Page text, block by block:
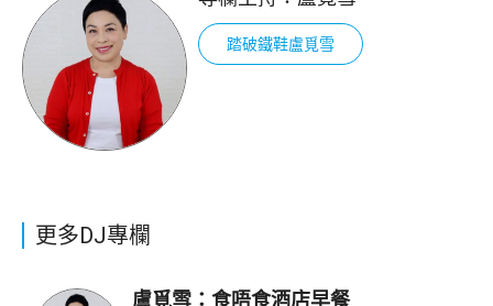
踏破鐵鞋盧覓雪
更多DJ專欄
盧覓雪：食唔食酒店早餐